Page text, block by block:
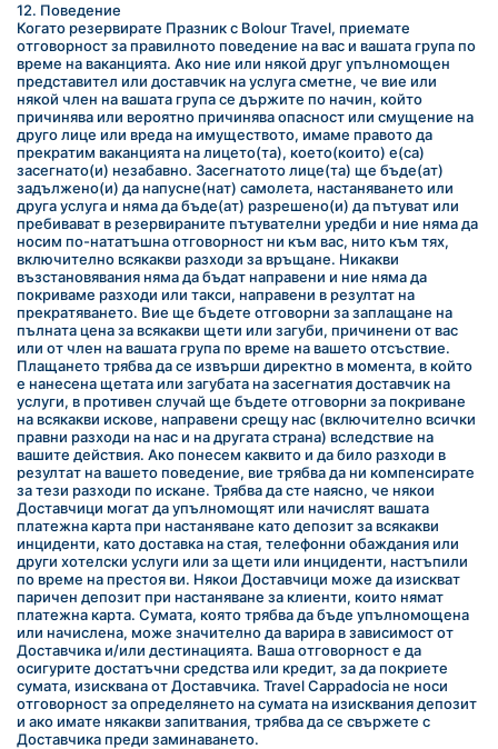
12. Поведение
Когато резервирате Празник с Bolour Travel, приемате
отговорност за правилното поведение на вас и вашата група по
време на ваканцията. Ако ние или някой друг упълномощен
представител или доставчик на услуга сметне, че вие или
някой член на вашата група се държите по начин, който
причинява или вероятно причинява опасност или смущение на
друго лице или вреда на имуществото, имаме правото да
прекратим ваканцията на лицето(та), което(които) е(са)
засегнато(и) незабавно. Засегнатото лице(та) ще бъде(ат)
задължено(и) да напусне(нат) самолета, настаняването или
друга услуга и няма да бъде(ат) разрешено(и) да пътуват или
пребивават в резервираните пътувателни уредби и ние няма да
носим по-нататъшна отговорност ни към вас, нито към тях,
включително всякакви разходи за връщане. Никакви
възстановявания няма да бъдат направени и ние няма да
покриваме разходи или такси, направени в резултат на
прекратяването. Вие ще бъдете отговорни за заплащане на
пълната цена за всякакви щети или загуби, причинени от вас
или от член на вашата група по време на вашето отсъствие.
Плащането трябва да се извърши директно в момента, в който
е нанесена щетата или загубата на засегнатия доставчик на
услуги, в противен случай ще бъдете отговорни за покриване
на всякакви искове, направени срещу нас (включително всички
правни разходи на нас и на другата страна) вследствие на
вашите действия. Ако понесем каквито и да било разходи в
резултат на вашето поведение, вие трябва да ни компенсирате
за тези разходи по искане. Трябва да сте наясно, че някои
Доставчици могат да упълномощят или начислят вашата
платежна карта при настаняване като депозит за всякакви
инциденти, като доставка на стая, телефонни обаждания или
други хотелски услуги или за щети или инциденти, настъпили
по време на престоя ви. Някои Доставчици може да изискват
паричен депозит при настаняване за клиенти, които нямат
платежна карта. Сумата, която трябва да бъде упълномощена
или начислена, може значително да варира в зависимост от
Доставчика и/или дестинацията. Ваша отговорност е да
осигурите достатъчни средства или кредит, за да покриете
сумата, изисквана от Доставчика. Travel Cappadocia не носи
отговорност за определянето на сумата на изисквания депозит
и ако имате някакви запитвания, трябва да се свържете с
Доставчика преди заминаването.